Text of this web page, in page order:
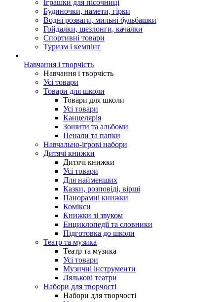
Іграшки для пісочниці
Будиночки, намети, гірки
Водні розваги, мильні бульбашки
Гойдалки, шезлонги, качалки
Спортивні товари
Туризм і кемпінг
Навчання і творчість
Навчання і творчість
Усі товари
Товари для школи
Товари для школи
Усі товари
Канцелярія
Зошити та альбоми
Пенали та папки
Навчально-ігрові набори
Дитячі книжки
Дитячі книжки
Усі товари
Для найменших
Казки, розповіді, вірші
Панорамні книжки
Комікси
Книжки зі звуком
Енциклопедії та словники
Підготовка до школи
Театр та музика
Театр та музика
Усі товари
Музичні інструменти
Лялькові театри
Набори для творчості
Набори для творчості